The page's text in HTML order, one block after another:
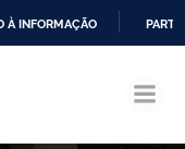
À INFORMAÇÃO